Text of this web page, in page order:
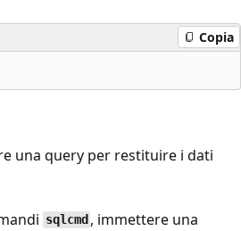
Copia
una query per restituire i dati
sqlcmd , immettere una